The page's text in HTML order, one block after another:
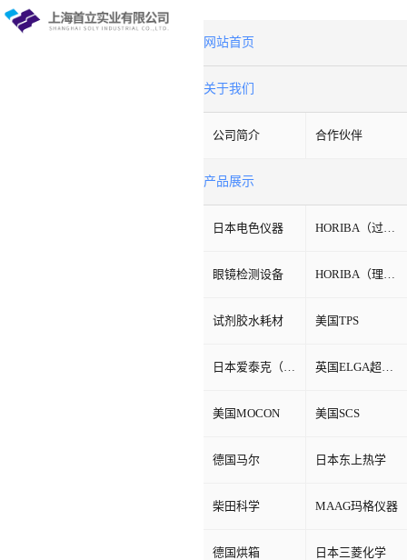
网站首页
关于我们
公司简介 合作伙伴
产品展示
日本电色仪器 HORIBA（过程&环境）
眼镜检测设备 HORIBA（理科学）
试剂胶水耗材 美国TPS
日本爱泰克（ETAC） 英国ELGA超纯水机
美国MOCON 美国SCS
德国马尔 日本东上热学
柴田科学 MAAG玛格仪器
德国烘箱 日本三菱化学